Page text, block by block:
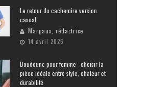
Le retour du cachemire version
casual
Margaux, rédactrice
14 avril 2026
Doudoune pour femme : choisir la
pièce idéale entre style, chaleur et
durabilité